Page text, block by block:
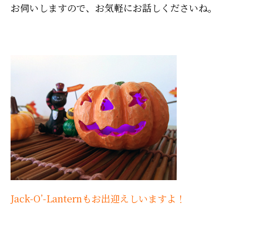
お伺いしますので、お気軽にお話しくださいね。
Jack-O’-Lanternもお出迎えしいますよ！